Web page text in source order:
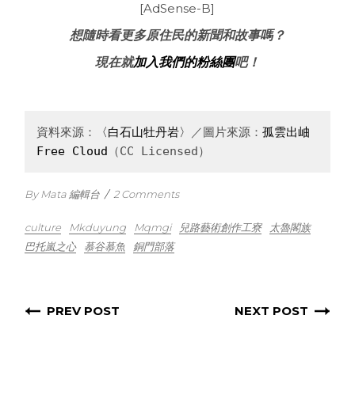
[AdSense-B]
想隨時看更多原住民的新聞和故事嗎？
現在就加入我們的粉絲團吧！
資料來源： 〈白石山牡丹岩〉 ／圖片來源：孤雲出岫
Free Cloud
（CC Licensed）
By Mata 編輯台 / 2 Comments
culture Mkduyung Mqmgi 兒路藝術創作工寮
太魯閣族
巴托嵐之心
慕谷慕魚 銅門部落
PREV POST NEXT POST